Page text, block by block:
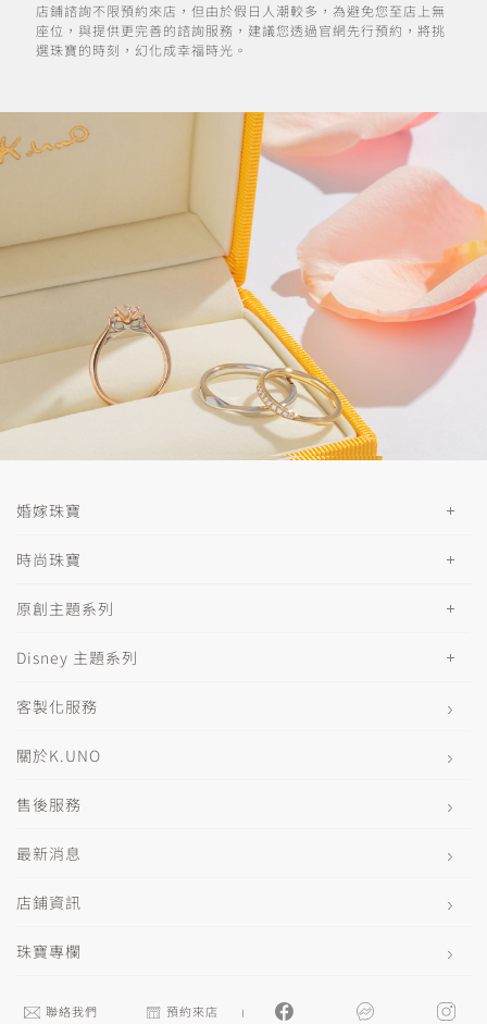
店鋪諮詢不限預約來店，但由於假日人潮較多，為避免您至店上無
座位，與提供更完善的諮詢服務，建議您透過官網先行預約，將挑
選珠寶的時刻，幻化成幸福時光。
婚嫁珠寶
時尚珠寶
原創主題系列
Disney 主題系列
客製化服務
關於K.UNO
售後服務
最新消息
店鋪資訊
珠寶專欄
聯絡我們 預約來店